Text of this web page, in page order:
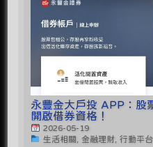
永豐金大戶投 APP：股
開啟借券資格！
2026-05-19
生活相關, 金融理財, 行動平